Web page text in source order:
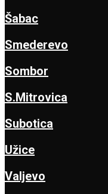
Šabac
Smederevo
Sombor
S.Mitrovica
Subotica
Užice
Valjevo